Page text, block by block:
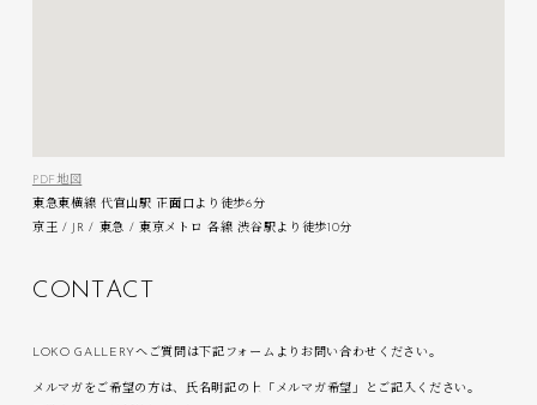
PDF地図
東急東横線 代官山駅 正面口より徒歩6分
京王 / JR / 東急 / 東京メトロ 各線 渋谷駅より徒歩10分
C ON T AC T
LOKO GALLERYへご質問は下記フォームよりお問い合わせください。
メルマガをご希望の方は、氏名明記の上「メルマガ希望」とご記入ください。